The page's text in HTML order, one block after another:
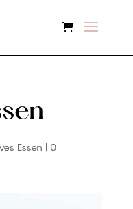
Essen | 0